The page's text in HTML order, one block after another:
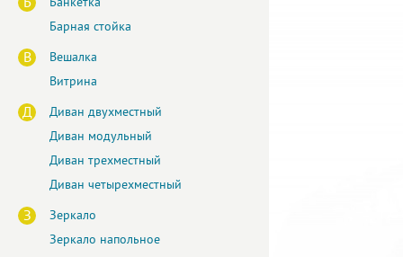
Б
Банкетка
Барная стойка
В
Вешалка
Витрина
Д
Диван двухместный
Диван модульный
Диван трехместный
Диван четырехместный
З
Зеркало
Зеркало напольное